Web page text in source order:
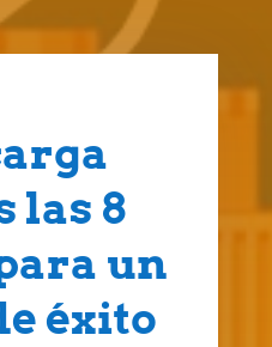
las 8
un
éxito